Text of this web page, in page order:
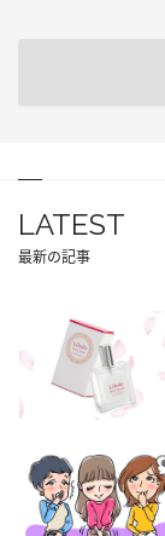
LATEST
最新の記事